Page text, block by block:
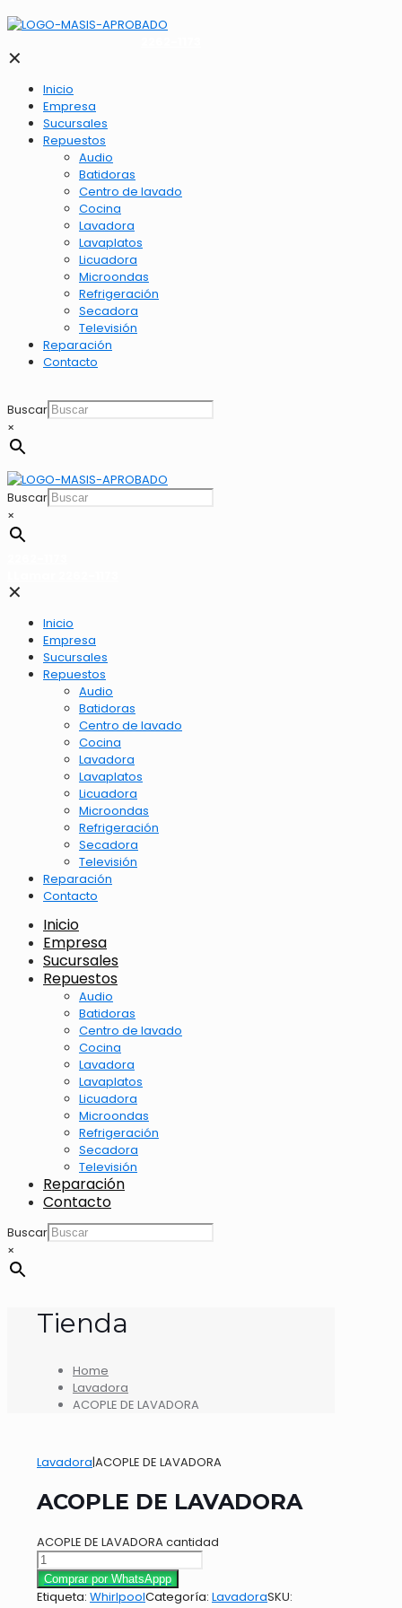
✕
Inicio
Empresa
Sucursales
Repuestos
Audio
Batidoras
Centro de lavado
Cocina
Lavadora
Lavaplatos
Licuadora
Microondas
Refrigeración
Secadora
Televisión
Reparación
Contacto
Buscar
×
Buscar
×
✕
Inicio
Empresa
Sucursales
Repuestos
Audio
Batidoras
Centro de lavado
Cocina
Lavadora
Lavaplatos
Licuadora
Microondas
Refrigeración
Secadora
Televisión
Reparación
Contacto
Inicio
Empresa
Sucursales
Repuestos
Audio
Batidoras
Centro de lavado
Cocina
Lavadora
Lavaplatos
Licuadora
Microondas
Refrigeración
Secadora
Televisión
Reparación
Contacto
Buscar
×
Tienda
Home
Lavadora
ACOPLE DE LAVADORA
Lavadora|ACOPLE DE LAVADORA
ACOPLE DE LAVADORA
ACOPLE DE LAVADORA cantidad
Comprar por WhatsAppp
Etiqueta: WhirlpoolCategoría: LavadoraSKU: